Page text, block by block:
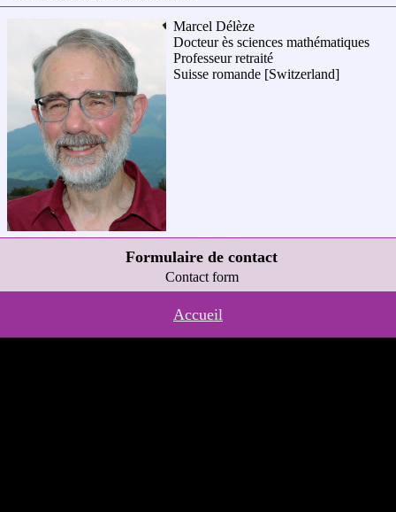
Marcel Délèze
Docteur ès sciences mathématiques
Professeur retraité
Suisse romande [Switzerland]
Formulaire de contact
Contact form
Accueil